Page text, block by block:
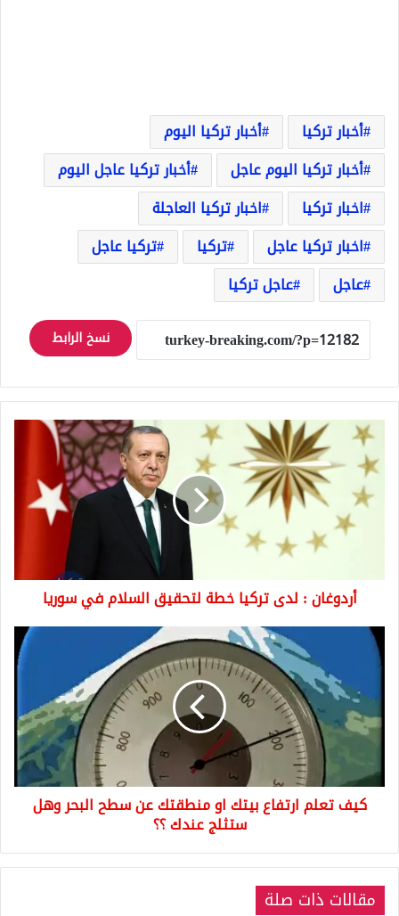
أخبار تركيا
أخبار تركيا اليوم
أخبار تركيا اليوم عاجل
أخبار تركيا عاجل اليوم
اخبار تركيا
اخبار تركيا العاجلة
اخبار تركيا عاجل
تركيا
تركيا عاجل
عاجل
عاجل تركيا
نسخ الرابط
أردوغان
لدى
تركيا
خطة
لتحقيق
سوريا
أردوغان : لدى تركيا خطة لتحقيق السلام في سوريا
كيف
تعلم
ارتفاع
بيتك
منطقتك
البحر
وهل
؟؟
كيف تعلم ارتفاع بيتك او منطقتك عن سطح البحر وهل
ستثلج عندك ؟؟
مقالات ذات صلة